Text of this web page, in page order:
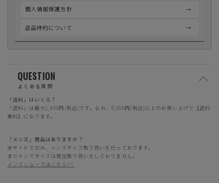
個人情報保護方針
返品特約について
QUESTION
よくある質問
「送料」はいくら？
「送料」は最大1,400円(税込)です。なお、8,000円(税込)以上のお買い上げで【送料
無料】になります。
「メンズ」商品はありますか？
本サイトでのみ、メンズサイズ取り扱いを行っております。
またキッズサイズは現在取り扱いをしておりません。
メンズシューズはこちら>>